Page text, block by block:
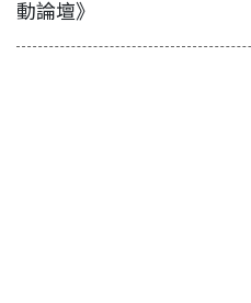
動論壇》